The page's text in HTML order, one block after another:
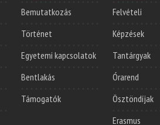
Bemutatkozás
Történet
Egyetemi kapcsolatok
Bentlakás
Támogatók
Felvételi
Képzések
Tantárgyak
Órarend
Ösztöndíjak
Erasmus